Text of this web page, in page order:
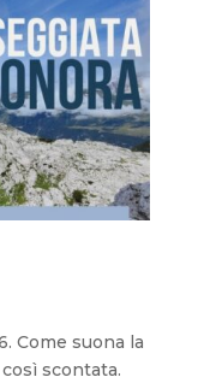
Come suona la
scontata.